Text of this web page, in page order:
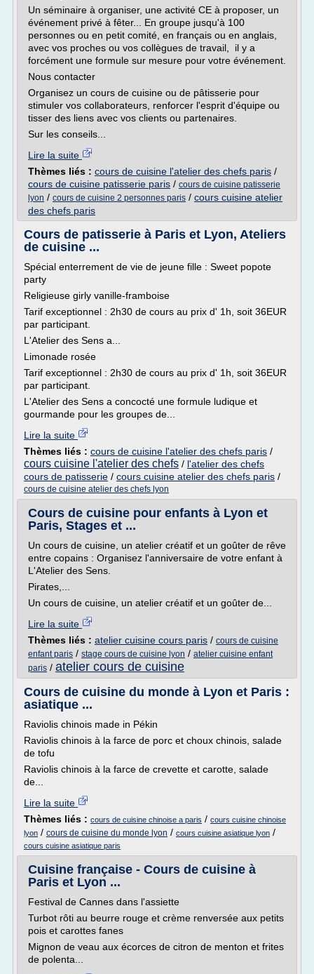
Un séminaire à organiser, une activité CE à proposer, un
événement privé à fêter... En groupe jusqu'à 100
personnes ou en petit comité, en français ou en anglais,
avec vos proches ou vos collègues de travail, il y a
forcément une formule sur mesure pour votre événement.
Nous contacter
Organisez un cours de cuisine ou de pâtisserie pour
stimuler vos collaborateurs, renforcer l'esprit d'équipe ou
tisser des liens avec vos clients ou partenaires.
Sur les conseils...
Lire la suite
Thèmes liés : cours de cuisine l'atelier des chefs paris /
cours de cuisine patisserie paris / cours de cuisine patisserie
lyon / cours de cuisine 2 personnes paris / cours cuisine atelier
des chefs paris
Cours de patisserie à Paris et Lyon, Ateliers
de cuisine ...
Spécial enterrement de vie de jeune fille : Sweet popote
party
Religieuse girly vanille-framboise
Tarif exceptionnel : 2h30 de cours au prix d' 1h, soit 36EUR
par participant.
L'Atelier des Sens a...
Limonade rosée
Tarif exceptionnel : 2h30 de cours au prix d' 1h, soit 36EUR
par participant.
L'Atelier des Sens a concocté une formule ludique et
gourmande pour les groupes de...
Lire la suite
Thèmes liés : cours de cuisine l'atelier des chefs paris /
cours cuisine l'atelier des chefs / l'atelier des chefs
cours de patisserie / cours cuisine atelier des chefs paris /
cours de cuisine atelier des chefs lyon
Cours de cuisine pour enfants à Lyon et
Paris, Stages et ...
Un cours de cuisine, un atelier créatif et un goûter de rêve
entre copains : Organisez l'anniversaire de votre enfant à
L'Atelier des Sens.
Pirates,...
Un cours de cuisine, un atelier créatif et un goûter de...
Lire la suite
Thèmes liés : atelier cuisine cours paris / cours de cuisine
enfant paris / stage cours de cuisine lyon / atelier cuisine enfant
paris / atelier cours de cuisine
Cours de cuisine du monde à Lyon et Paris :
asiatique ...
Raviolis chinois made in Pékin
Raviolis chinois à la farce de porc et choux chinois, salade
de tofu
Raviolis chinois à la farce de crevette et carotte, salade
de...
Lire la suite
Thèmes liés : cours de cuisine chinoise a paris / cours cuisine chinoise
lyon / cours de cuisine du monde lyon / cours cuisine asiatique lyon /
cours cuisine asiatique paris
Cuisine française - Cours de cuisine à
Paris et Lyon ...
Festival de Cannes dans l'assiette
Turbot rôti au beurre rouge et crème renversée aux petits
pois et carottes fanes
Mignon de veau aux écorces de citron de menton et frites
de polenta...